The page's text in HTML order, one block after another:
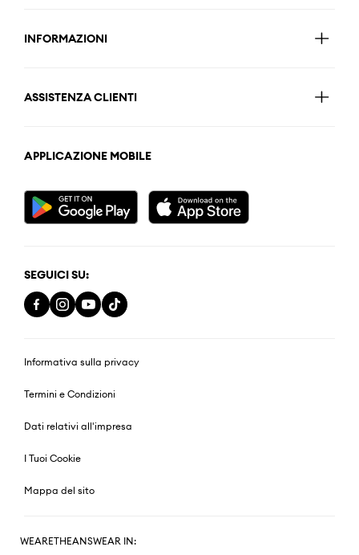
INFORMAZIONI
ASSISTENZA CLIENTI
APPLICAZIONE MOBILE
SEGUICI SU:
Informativa sulla privacy
Termini e Condizioni
Dati relativi all'impresa
I Tuoi Cookie
Mappa del sito
WEARETHEANSWEAR IN: